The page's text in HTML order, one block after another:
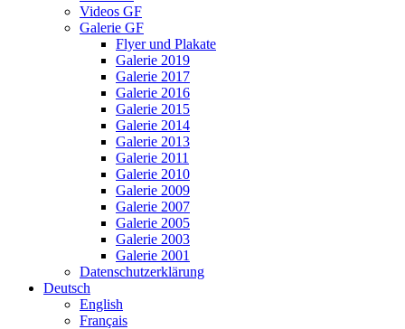
Videos GF
Galerie GF
Flyer und Plakate
Galerie 2019
Galerie 2017
Galerie 2016
Galerie 2015
Galerie 2014
Galerie 2013
Galerie 2011
Galerie 2010
Galerie 2009
Galerie 2007
Galerie 2005
Galerie 2003
Galerie 2001
Datenschutzerklärung
Deutsch
English
Français